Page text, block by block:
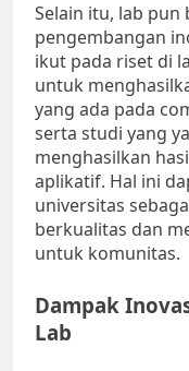
Selain itu, lab pun
pengembangan
ikut pada riset di
untuk
yang ada pada
serta studi yang
menghasilkan
aplikatif. Hal ini
universitas
berkualitas dan
untuk komunitas.
Dampak
Lab